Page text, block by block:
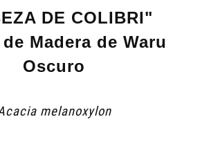
DE COLIBRI"
Madera de Waru
Oscuro
melanoxylon